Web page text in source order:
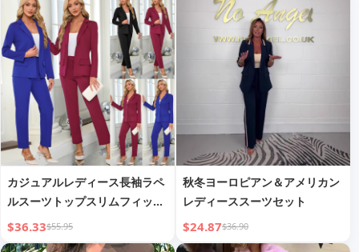
カジュアルレディース長袖ラペ
ルスーツトップスリムフィット
スモールレッグパンツスーツセ
ット
$36.33$55.95
秋冬ヨーロピアン＆アメリカン
レディーススーツセット
$24.87$36.90